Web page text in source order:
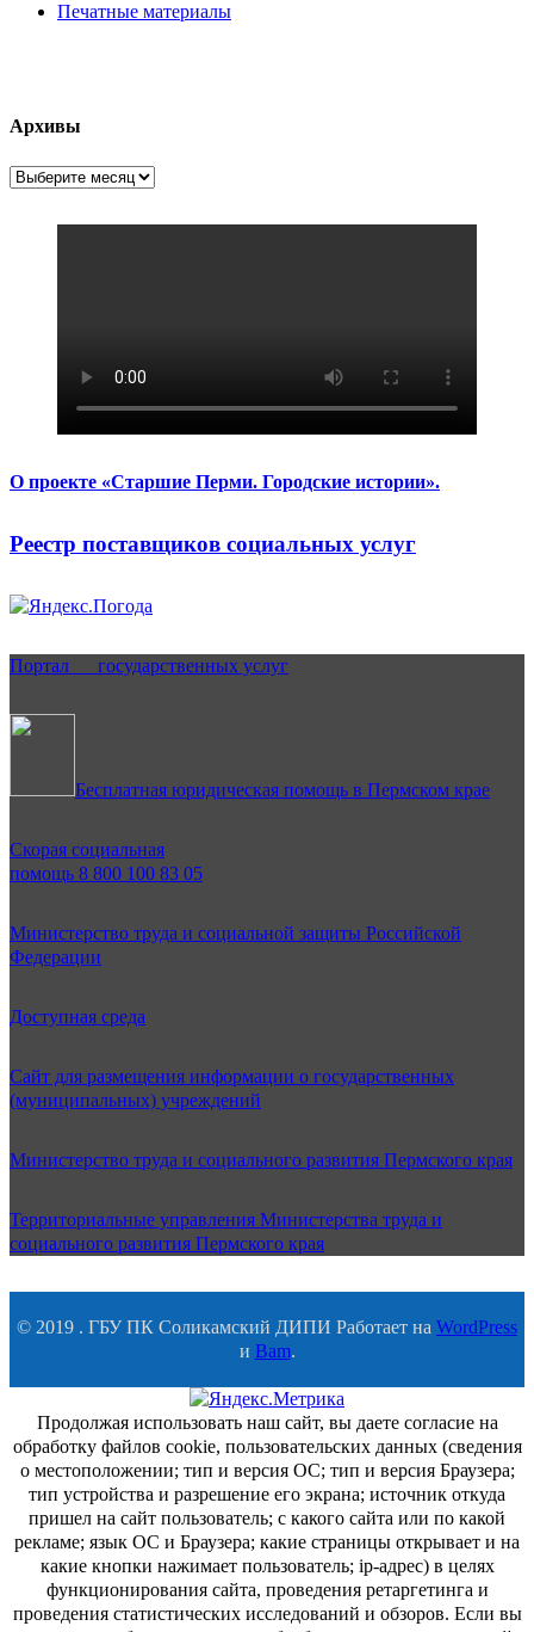
Печатные материалы
Архивы
Архивы
О проекте «Старшие Перми. Городские истории».
Реестр поставщиков социальных услуг
Портал государственных услуг
Бесплатная юридическая помощь в Пермском крае
Скорая социальная
помощь 8 800 100 83 05
Министерство труда и социальной защиты Российской
Федерации
Доступная среда
Сайт для размещения информации о государственных
(муниципальных) учреждений
Министерство труда и социального развития Пермского края
Территориальные управления Министерства труда и
социального развития Пермского края
© 2019 . ГБУ ПК Соликамский ДИПИ Работает на WordPress
и Bam.
Продолжая использовать наш сайт, вы даете согласие на
обработку файлов cookie, пользовательских данных (сведения
о местоположении; тип и версия ОС; тип и версия Браузера;
тип устройства и разрешение его экрана; источник откуда
пришел на сайт пользователь; с какого сайта или по какой
рекламе; язык ОС и Браузера; какие страницы открывает и на
какие кнопки нажимает пользователь; ip-адрес) в целях
функционирования сайта, проведения ретаргетинга и
проведения статистических исследований и обзоров. Если вы